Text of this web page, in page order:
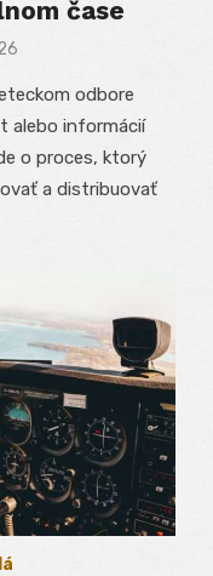
čase
odbore
alebo informácií
o proces, ktorý
a distribuovať